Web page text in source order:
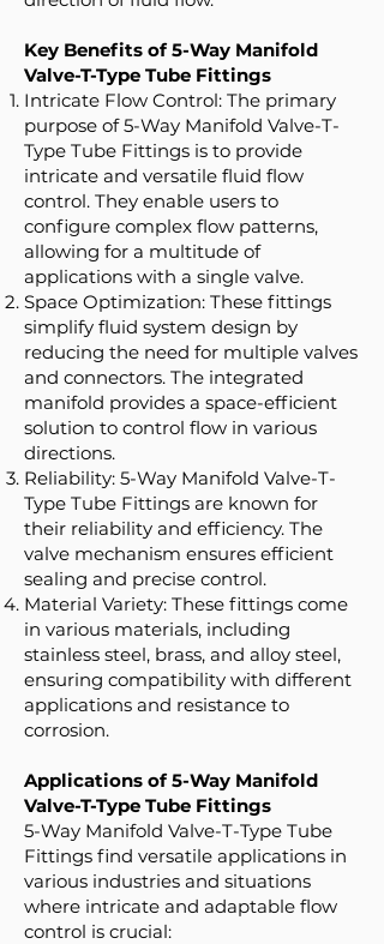
Key Benefits of 5-Way Manifold
Valve-T-Type Tube Fittings
Intricate Flow Control: The primary
purpose of 5-Way Manifold Valve-T-
Type Tube Fittings is to provide
intricate and versatile fluid flow
control. They enable users to
configure complex flow patterns,
allowing for a multitude of
applications with a single valve.
Space Optimization: These fittings
simplify fluid system design by
reducing the need for multiple valves
and connectors. The integrated
manifold provides a space-efficient
solution to control flow in various
directions.
Reliability: 5-Way Manifold Valve-T-
Type Tube Fittings are known for
their reliability and efficiency. The
valve mechanism ensures efficient
sealing and precise control.
Material Variety: These fittings come
in various materials, including
stainless steel, brass, and alloy steel,
ensuring compatibility with different
applications and resistance to
corrosion.
Applications of 5-Way Manifold
Valve-T-Type Tube Fittings
5-Way Manifold Valve-T-Type Tube
Fittings find versatile applications in
various industries and situations
where intricate and adaptable flow
control is crucial: